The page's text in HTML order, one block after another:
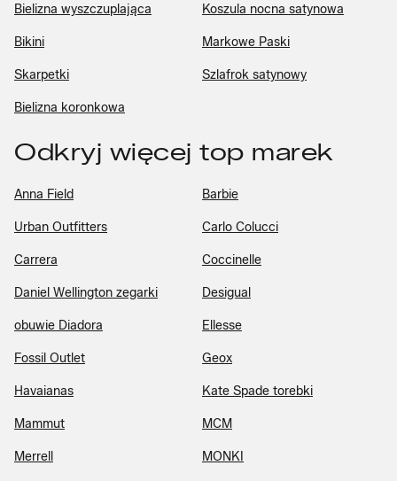
Bielizna wyszczuplająca Koszula nocna satynowa
Bikini Markowe Paski
Skarpetki Szlafrok satynowy
Bielizna koronkowa
Odkryj więcej top marek
Anna Field Barbie
Urban Outfitters Carlo Colucci
Carrera Coccinelle
Daniel Wellington zegarki Desigual
obuwie Diadora Ellesse
Fossil Outlet Geox
Havaianas Kate Spade torebki
Mammut MCM
Merrell MONKI